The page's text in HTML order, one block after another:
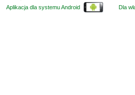
Aplikacja dla systemu Android Dla